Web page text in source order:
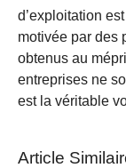
d’exploitation
motivée par des
obtenus au
entreprises ne
est la véritable
Article